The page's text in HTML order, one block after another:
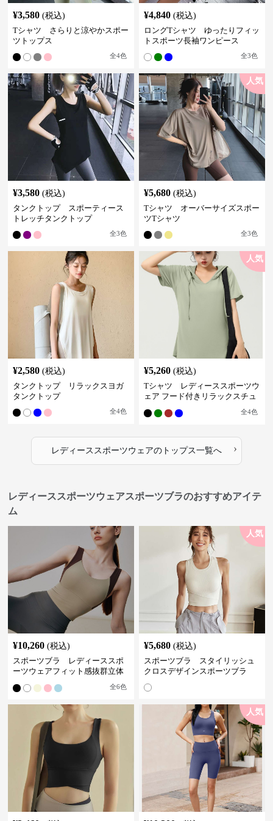
¥3,580 (税込)
Tシャツ さらりと涼やかスポー
ツトップス
全4色
¥4,840 (税込)
ロングTシャツ ゆったりフィッ
トスポーツ長袖ワンピース
全3色
¥3,580 (税込)
タンクトップ スポーティース
トレッチタンクトップ
全3色
人気
¥5,680 (税込)
Tシャツ オーバーサイズスポー
ツTシャツ
全3色
¥2,580 (税込)
タンクトップ リラックスヨガ
タンクトップ
全4色
人気
¥5,260 (税込)
Tシャツ レディーススポーツウ
ェア フード付きリラックスチュ
全4色
レディーススポーツウェアのトップス一覧へ ›
レディーススポーツウェアスポーツブラのおすすめアイテ
ム
¥10,260 (税込)
スポーツブラ レディーススポ
ーツウェアフィット感抜群立体
全6色
人気
¥5,680 (税込)
スポーツブラ スタイリッシュ
クロスデザインスポーツブラ
人気